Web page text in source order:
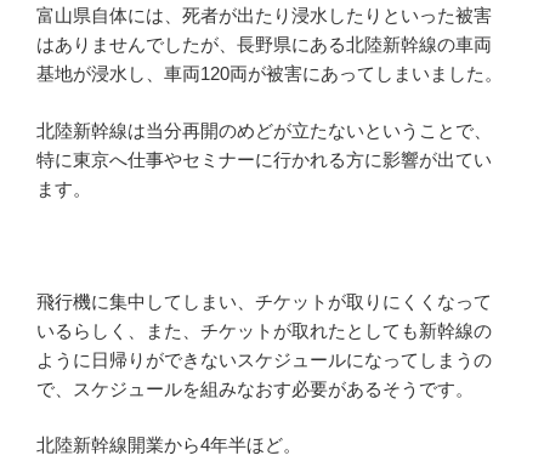
富山県自体には、死者が出たり浸水したりといった被害
はありませんでしたが、長野県にある北陸新幹線の車両
基地が浸水し、車両120両が被害にあってしまいました。
北陸新幹線は当分再開のめどが立たないということで、
特に東京へ仕事やセミナーに行かれる方に影響が出てい
ます。
飛行機に集中してしまい、チケットが取りにくくなって
いるらしく、また、チケットが取れたとしても新幹線の
ように日帰りができないスケジュールになってしまうの
で、スケジュールを組みなおす必要があるそうです。
北陸新幹線開業から4年半ほど。